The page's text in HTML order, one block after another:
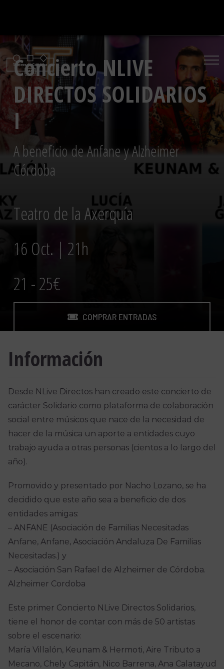
contenido
Concierto NLIVE
DIRECTOS SOLIDARIOS
I
A beneficio de Anfane y Alzheimer
Córdoba
Teatro de la Axerquía
16 Oct. | 21h
21 - 25€
COMPRAR ENTRADAS
Información
Desde NLive Directos han creado este concierto de
carácter Solidario como plataforma de colaboración
social entre músicos que nace de la necesidad de
hacer de la música un aporte a entidades cuyo
trabajo ayuda a otras personas (cientos a lo largo del
año).
Promovido y presentado por Nacho Lozano, se ha
decidido que este año sea a beneficio de dos
entidades amigas:
– ANFANE (Asociación de Familias Necesitadas
Anfane, Anfane, Asociación Andaluza De Familias
Necesitadas.) y
– Asociación San Rafael de Alzheimer de Córdoba.
Alzheimer Cordoba
Este primer Concierto NLive Directos Solidarios,
tiene el honor de contar con más de 50 artistas
sobre el escenario:
María Villalón, Keunam & Hermoti, Aire Tributo a
Mecano, Chely Capitán, Nico Barrena, Ana Calatayud